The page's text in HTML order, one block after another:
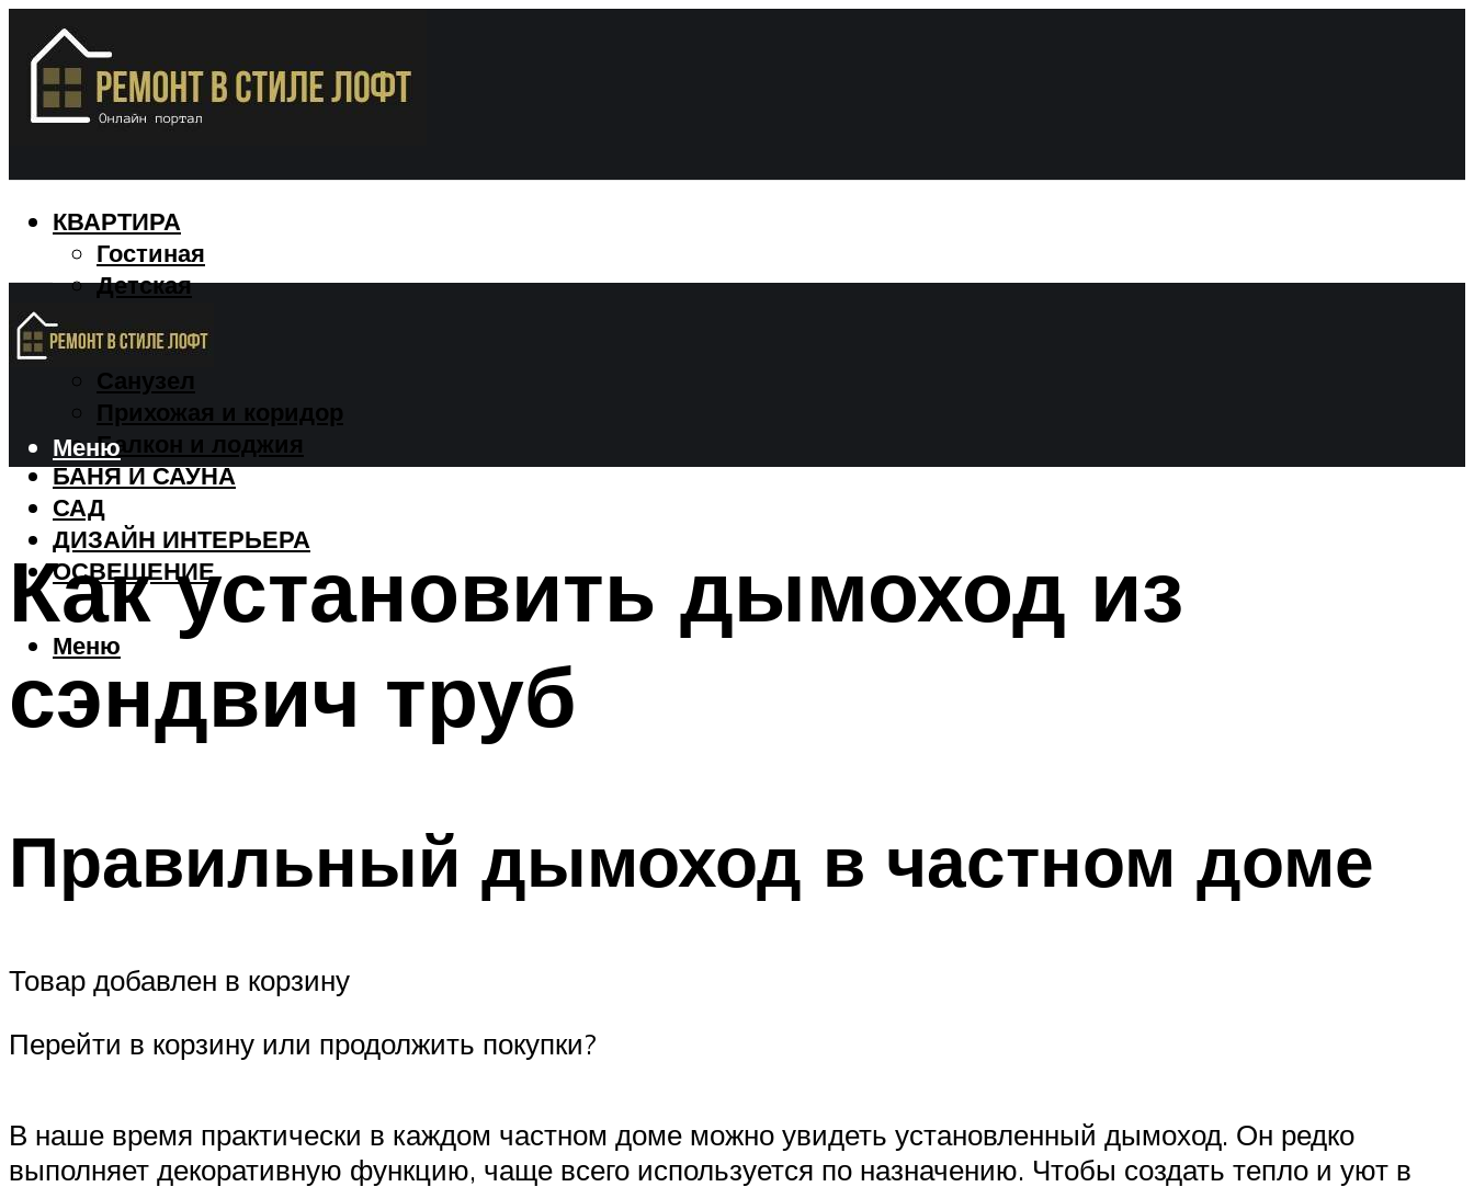
КВАРТИРА
Гостиная
Детская
Спальня
Санузел
Прихожая и коридор
Балкон и лоджия
БАНЯ И САУНА
САД
ДИЗАЙН ИНТЕРЬЕРА
ОСВЕЩЕНИЕ
Меню
Меню
Как установить дымоход из
сэндвич труб
Правильный дымоход в частном доме
Товар добавлен в корзину
Перейти в корзину или продолжить покупки?
В наше время практически в каждом частном доме можно увидеть установленный дымоход. Он редко
выполняет декоративную функцию, чаще всего используется по назначению. Чтобы создать тепло и уют в